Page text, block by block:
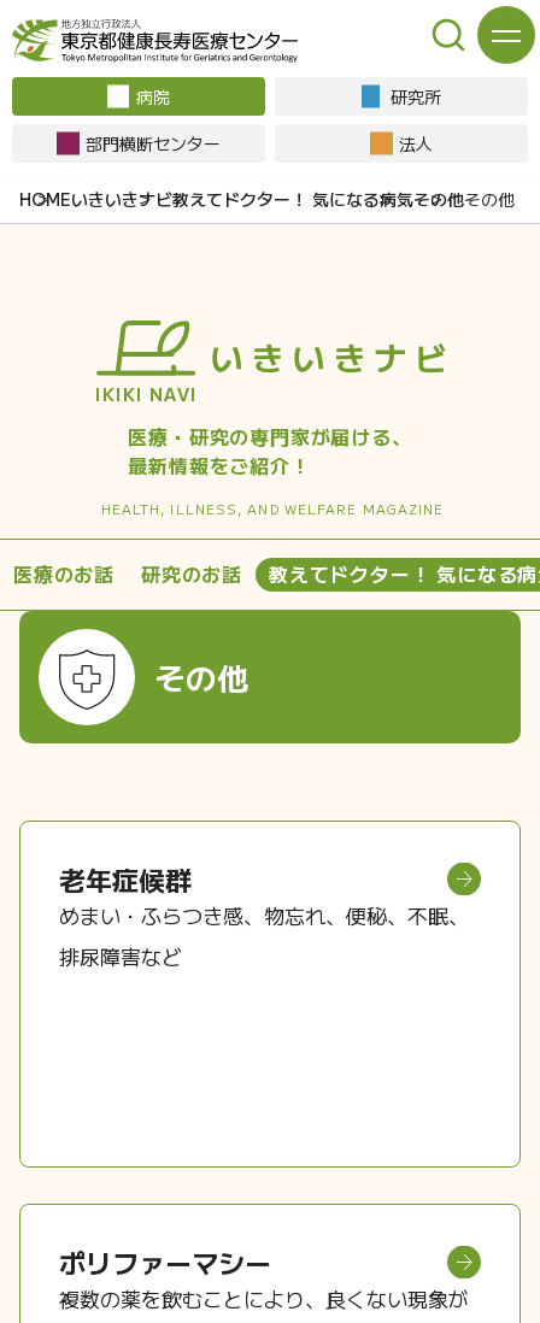
病院
研究所
部門横断センター
法人
いきいきナビ教えてドクター！ 気になる病気その他その他
IKIKI NAVI
いきいきナビ
医療・研究の専門家が届ける、
最新情報をご紹介！
HEALTH, ILLNESS, AND WELFARE MAGAZINE
医療のお話 研究のお話 教えてドクター！ 気になる
その他
老年症候群
めまい・ふらつき感、物忘れ、便秘、不眠、
排尿障害など
ポリファーマシー
複数の薬を飲むことにより、良くない現象が